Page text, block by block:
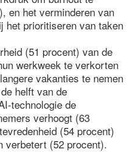
en het verminderen van
het prioritiseren van taken
(51 procent) van de
werkweek te verkorten
vakanties te nemen
helft van de
technologie de
verhoogt (63
(54 procent)
verbetert (52 procent).